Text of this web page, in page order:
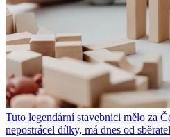
Tuto legendární stavebnici mělo za
nepostrácel dílky, má dnes od